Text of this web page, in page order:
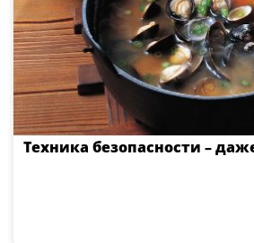
Техника безопасности –